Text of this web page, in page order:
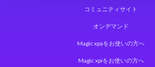
コミュニティサイト
オンデマンド
Magic xpaをお使いの方へ
Magic xpiをお使いの方へ